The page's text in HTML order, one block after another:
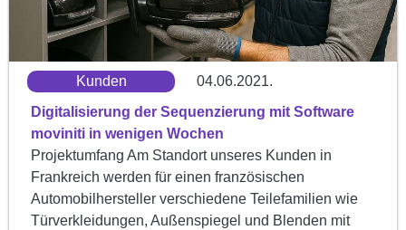
Kunden
04.06.2021.
Digitalisierung der Sequenzierung mit Software
moviniti in wenigen Wochen
Projektumfang Am Standort unseres Kunden in
Frankreich werden für einen französischen
Automobilhersteller verschiedene Teilefamilien wie
Türverkleidungen, Außenspiegel und Blenden mit